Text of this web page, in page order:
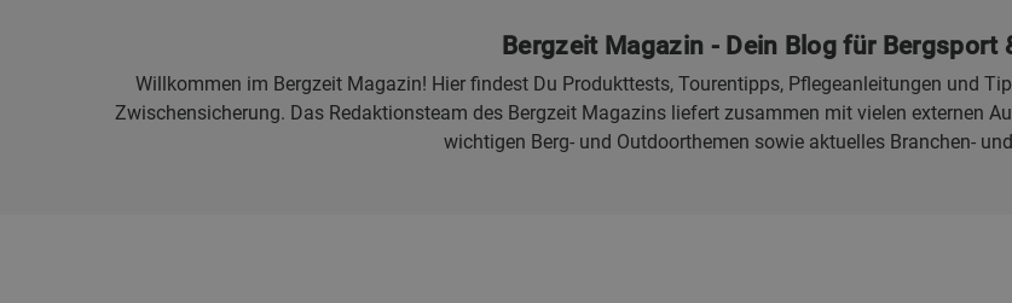
Bergzeit Magazin - Dein Blog für Bergsport
Willkommen im Bergzeit Magazin! Hier findest Du Produkttests, Tourentipps, Pflegeanleitungen und
Zwischensicherung. Das Redaktionsteam des Bergzeit Magazins liefert zusammen mit vielen externen
wichtigen Berg- und Outdoorthemen sowie aktuelles Branchen-